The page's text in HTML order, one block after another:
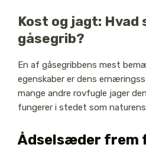
Kost og jagt: Hvad
gåsegrib?
En af gåsegribbens mest
egenskaber er dens
mange andre rovfugle jager
fungerer i stedet som
Ådselsæder frem